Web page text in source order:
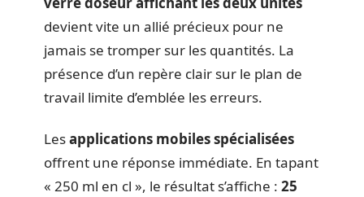
devient vite un allié précieux pour ne
jamais se tromper sur les quantités. La
présence d’un repère clair sur le plan de
travail limite d’emblée les erreurs.
Lesapplications mobiles spécialisées
offrent une réponse immédiate. En tapant
« 250 ml en cl », le résultat s’affiche : 25